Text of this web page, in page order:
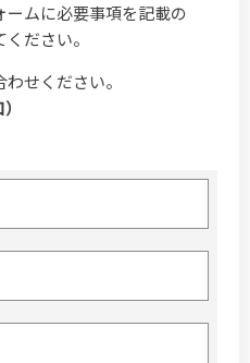
ムに必要事項を記載の
ださい。
せください。